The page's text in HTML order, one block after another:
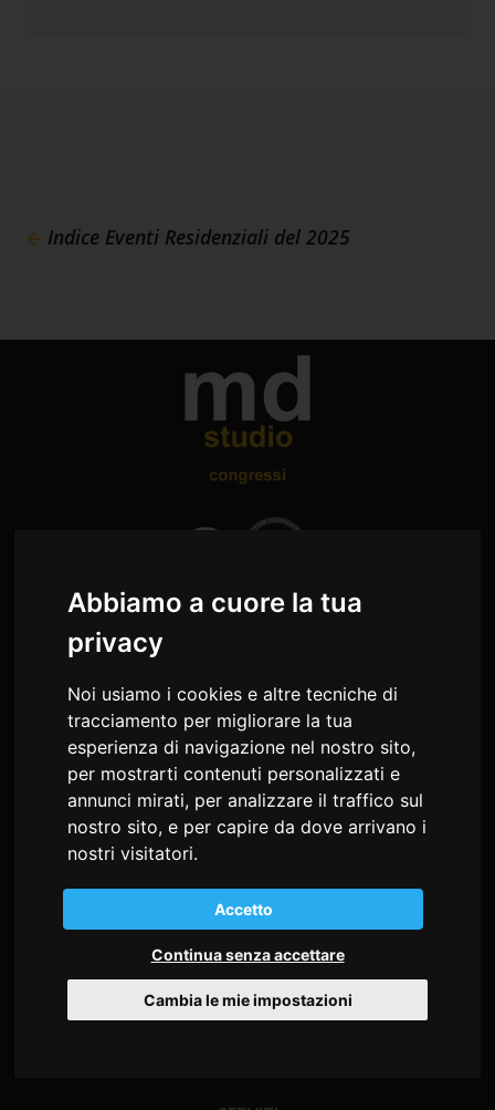
Abbiamo a cuore la tua
privacy
Noi usiamo i cookies e altre tecniche di
tracciamento per migliorare la tua
esperienza di navigazione nel nostro sito,
per mostrarti contenuti personalizzati e
annunci mirati, per analizzare il traffico sul
nostro sito, e per capire da dove arrivano i
nostri visitatori.
Accetto
Continua senza accettare
Cambia le mie impostazioni
Indice Eventi Residenziali del 2025
di Sonia Alessio e Cristiana Busatto
Via Giosuè Carducci, 22
34125 Trieste - Italia
C.F. e P.I. 02197530302
Tel
+39 040 9712360
info@mdstudiocongressi.com
PEC:mdstudio@pec.mdstudiocongressi.com